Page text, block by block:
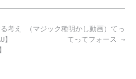
（マジック種明かし動画）てっ
てってフォース →
考え